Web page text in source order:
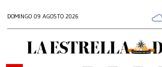
DOMINGO 09 AGOSTO 2026